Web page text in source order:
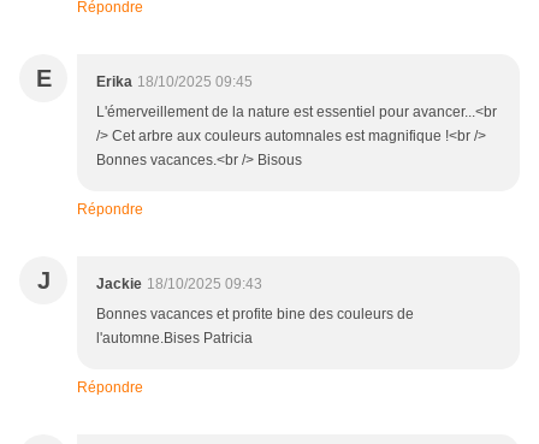
Répondre
E Erika 18/10/2025 09:45
L'émerveillement de la nature est essentiel pour avancer...<br
/> Cet arbre aux couleurs automnales est magnifique !<br />
Bonnes vacances.<br /> Bisous
Répondre
J Jackie 18/10/2025 09:43
Bonnes vacances et profite bine des couleurs de
l'automne.Bises Patricia
Répondre